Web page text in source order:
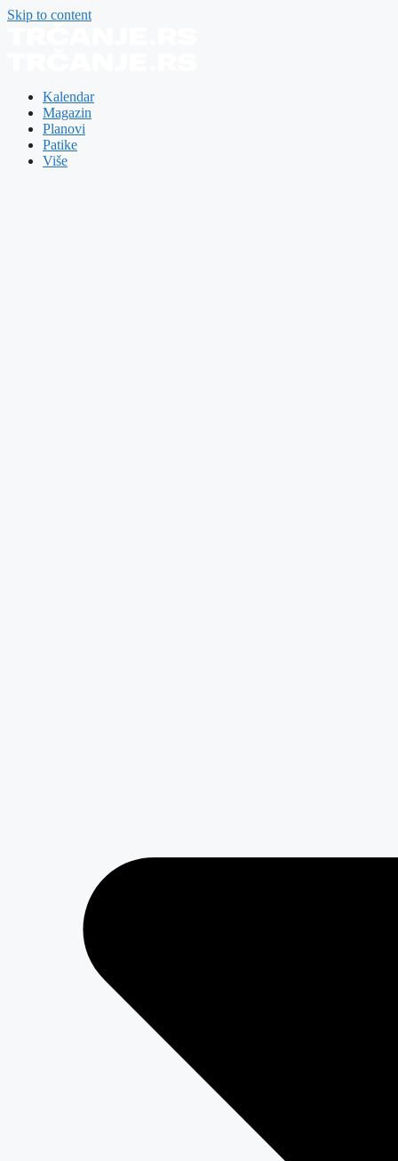
Skip to content
Kalendar
Magazin
Planovi
Patike
Više